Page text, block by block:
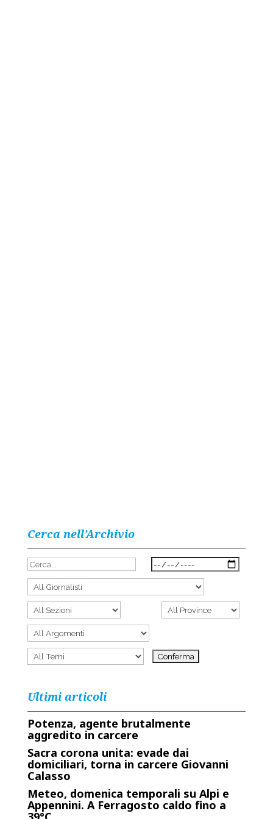
Cerca nell’Archivio
Ultimi articoli
Potenza, agente brutalmente
aggredito in carcere
Sacra corona unita: evade dai
domiciliari, torna in carcere Giovanni
Calasso
Meteo, domenica temporali su Alpi e
Appennini. A Ferragosto caldo fino a